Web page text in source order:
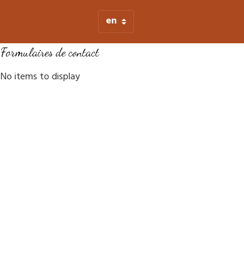
Formulaires de contact
No items to display